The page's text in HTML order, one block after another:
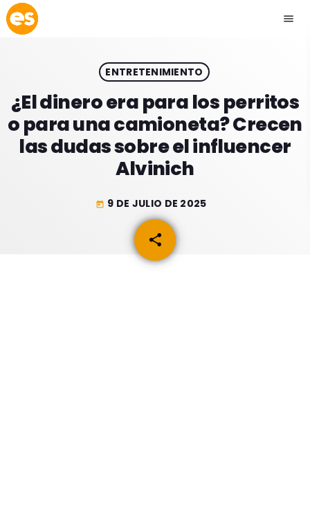
menu
play_arrow EMISIÓN LA PAZ
play_arrow EMISIÓN COCHABAMBA
ESLATINO NEWS
ENTRETENIMIENTO
¿El dinero era para los perritos
o para una camioneta? Crecen
las dudas sobre el influencer
Alvinich
today 9 DE JULIO DE 2025
share
email